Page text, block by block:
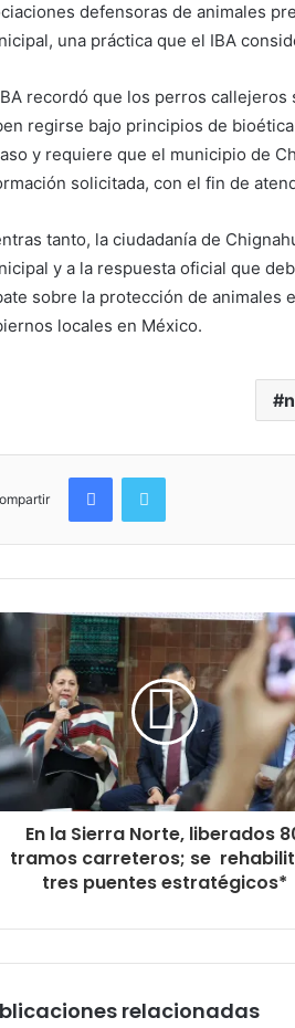
defensoras de animales
una práctica que el IBA
recordó que los perros
regirse bajo principios de
y requiere que el municipio de
solicitada, con el fin de
tanto, la ciudadanía de
y a la respuesta oficial que
sobre la protección de animales
locales en México.
FacebookTwitter
En la Sierra Norte, liberados
tramos carreteros; se
tres puentes estratégicos*
relacionadas